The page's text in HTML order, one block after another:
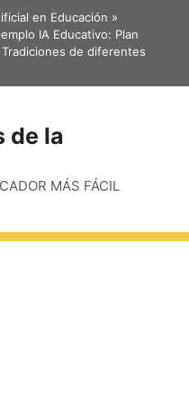
en Educación »
IA Educativo: Plan
de diferentes
de la
MÁS FÁCIL